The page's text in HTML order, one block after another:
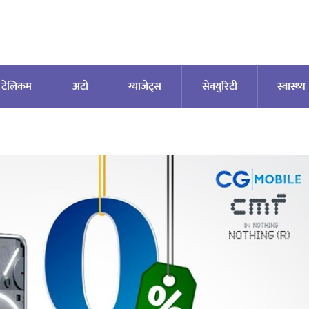
टेलिकम अटाे ग्याजेट्स सेक्युरिटी स्वास्थ्य